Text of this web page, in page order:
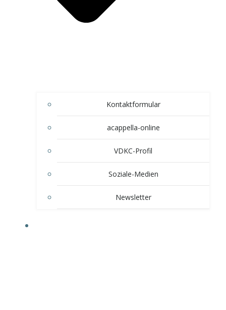
Kontaktformular
acappella-online
VDKC-Profil
Soziale-Medien
Newsletter